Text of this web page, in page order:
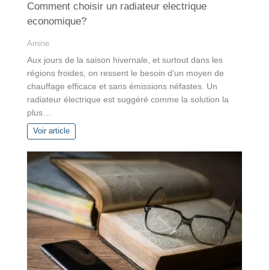
Comment choisir un radiateur electrique
economique?
Amine
Aux jours de la saison hivernale, et surtout dans les
régions froides, on ressent le besoin d’un moyen de
chauffage efficace et sans émissions néfastes. Un
radiateur électrique est suggéré comme la solution la
plus…
Voir article